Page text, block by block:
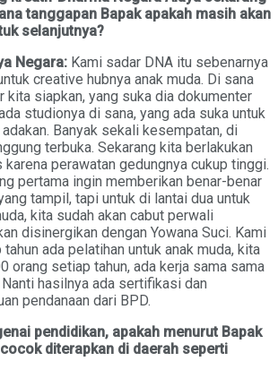
tanggapan Bapak apakah masih akan
selanjutnya?
Negara: Kami sadar DNA itu sebenarnya
creative hubnya anak muda. Di sana
kita siapkan, yang suka dia dokumenter
studionya di sana, yang ada suka untuk
Banyak sekali kesempatan, di
terbuka. Sekarang kita berlakukan
karena perawatan gedungnya cukup tinggi.
pertama ingin memberikan benar-benar
tampil, tapi untuk di lantai dua untuk
kita sudah akan cabut perwali
disinergikan dengan Yowana Suci. Kami
ada pelatihan untuk anak muda, kita
orang setiap tahun, ada kerja sama sama
hasilnya ada sertifikasi dan
pendanaan dari BPD.
pendidikan, apakah menurut Bapak
diterapkan di daerah seperti